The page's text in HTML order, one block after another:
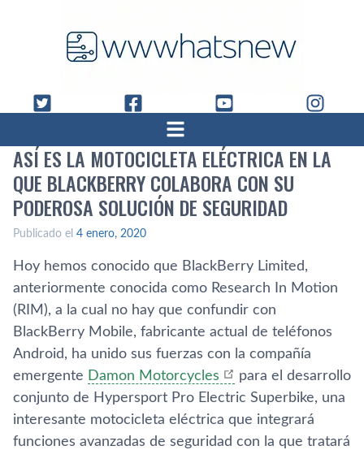
ASÍ ES LA MOTOCICLETA ELÉCTRICA EN LA
QUE BLACKBERRY COLABORA CON SU
PODEROSA SOLUCIÓN DE SEGURIDAD
Publicado el 4 enero, 2020
Hoy hemos conocido que BlackBerry Limited,
anteriormente conocida como Research In Motion
(RIM), a la cual no hay que confundir con
BlackBerry Mobile, fabricante actual de teléfonos
Android, ha unido sus fuerzas con la compañía
emergente Damon Motorcycles
para el desarrollo
conjunto de Hypersport Pro Electric Superbike, una
interesante motocicleta eléctrica que integrará
funciones avanzadas de seguridad con la que tratará